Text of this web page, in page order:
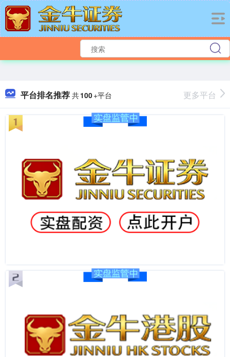
平台排名推荐 共100+平台 更多平台